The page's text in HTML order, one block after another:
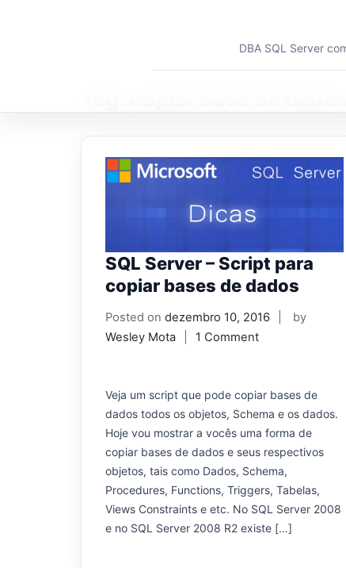
DBA SQL Server
SQL Server – Script para
copiar bases de dados
Posted on dezembro 10, 2016
by
Wesley Mota
1 Comment
Veja um script que pode copiar bases de
dados todos os objetos, Schema e os dados.
Hoje vou mostrar a vocês uma forma de
copiar bases de dados e seus respectivos
objetos, tais como Dados, Schema,
Procedures, Functions, Triggers, Tabelas,
Views Constraints e etc. No SQL Server 2008
e no SQL Server 2008 R2 existe […]